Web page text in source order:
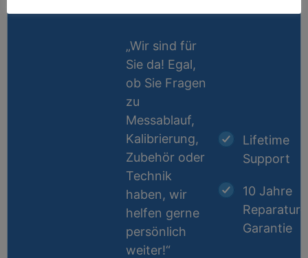
„Wir sind für
Sie da! Egal,
ob Sie Fragen
zu
Messablauf,
Kalibrierung,
Zubehör oder
Technik
haben, wir
helfen gerne
persönlich
weiter!“
Lifetime
Support
10 Jahre
Reparatur-
Garantie